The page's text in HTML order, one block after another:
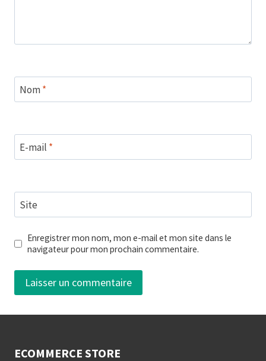
Nom*
E-mail *
Site
Enregistrer mon nom, mon e-mail et mon site dans le
navigateur pour mon prochain commentaire.
ECOMMERCE STORE